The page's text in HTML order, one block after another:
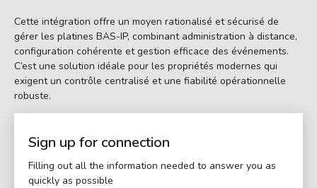
Cette intégration offre un moyen rationalisé et sécurisé de
gérer les platines BAS-IP, combinant administration à distance,
configuration cohérente et gestion efficace des événements.
C’est une solution idéale pour les propriétés modernes qui
exigent un contrôle centralisé et une fiabilité opérationnelle
robuste.
Sign up for connection
Filling out all the information needed to answer you as
quickly as possible